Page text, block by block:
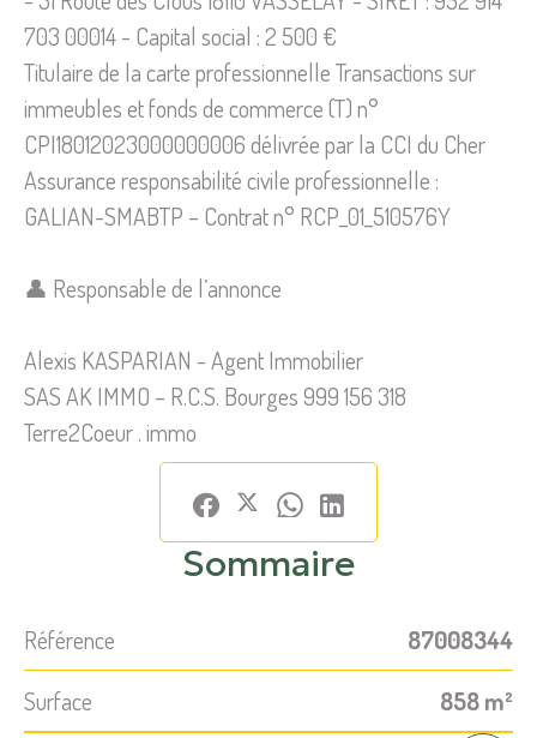
703 00014 - Capital social : 2 500 €
Titulaire de la carte professionnelle Transactions sur
immeubles et fonds de commerce (T) n°
CPI18012023000000006 délivrée par la CCI du Cher
Assurance responsabilité civile professionnelle :
GALIAN-SMABTP – Contrat n° RCP_01_510576Y
👤 Responsable de l’annonce
Alexis KASPARIAN - Agent Immobilier
SAS AK IMMO – R.C.S. Bourges 999 156 318
Terre2Coeur . immo
Sommaire
Référence
87008344
Surface
858 m²